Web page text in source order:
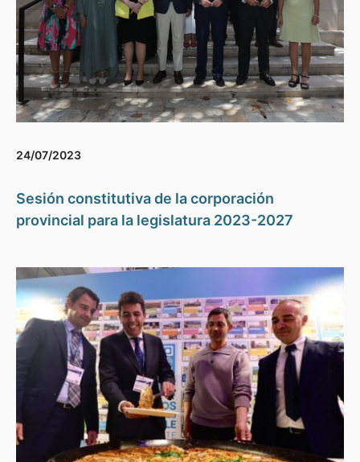
24/07/2023
Sesión constitutiva de la corporación
provincial para la legislatura 2023-2027